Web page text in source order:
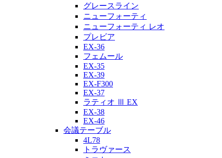
グレースライン
ニューフォーティ
ニューフォーティ レオ
プレビア
EX-36
フェムール
EX-35
EX-39
EX-F300
EX-37
ラティオ Ⅲ EX
EX-38
EX-46
会議テーブル
4L78
トラヴァース